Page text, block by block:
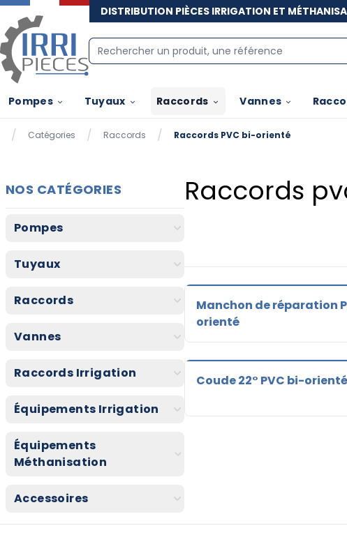
IRRI PIÈCES DISTRIBUTION PIÈCES IRRIGATION ET
Pompes Tuyaux Raccords Vannes
Accueil
/ Catégories / Raccords / Raccords PVC bi-orienté
NOS CATÉGORIES
Pompes
Tuyaux
Raccords
Vannes
Raccords Irrigation
Équipements Irrigation
Équipements
Méthanisation
Accessoires
Raccords
Manchon de réparation
orienté
Coude 22° PVC bi-orienté